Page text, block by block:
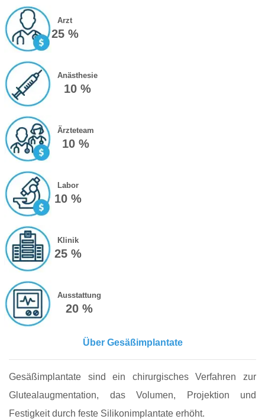
Arzt
25 %
Anästhesie
10 %
Ärzteteam
10 %
Labor
10 %
Klinik
25 %
Ausstattung
20 %
Über Gesäßimplantate
Gesäßimplantate sind ein chirurgisches Verfahren zur
Glutealaugmentation, das Volumen, Projektion und
Festigkeit durch feste Silikonimplantate erhöht.